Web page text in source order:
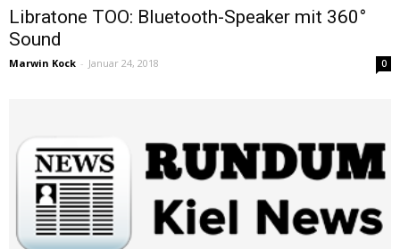
Libratone TOO: Bluetooth-Speaker mit 360°
Sound
Marwin Kock - Januar 24, 2018 0